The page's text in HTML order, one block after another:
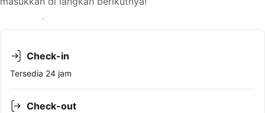
Lihat ketersediaan
Check-in
Tersedia 24 jam
Check-out